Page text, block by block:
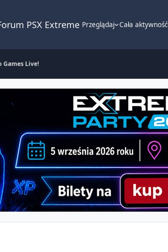
PSX Extreme Przeglądaj Cała aktywność
Games Live!